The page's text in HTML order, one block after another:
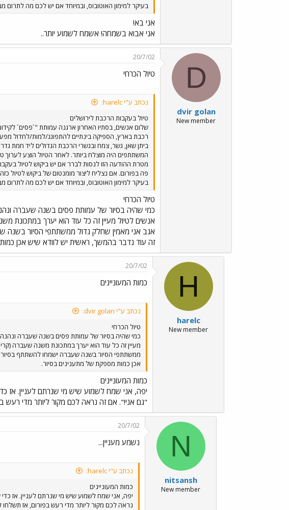
בעיקר למימון האוטובוס, ובמיוחד אם יש לכם מה לתרום
אני בא!
אני אבוא בשמחה! אשמח לשמוע יותר..
D
dvir golan
New member
20/7/02
טיול הכרחי
נכתב ע"י harelc:
טיול בעקבות הרכבת לירושלים
שלום אנשים, בסתיו האחרון ארגנה עמותת "´פסים´
רכבת בארץ, הספיקה בינתיים להתפוגג/למות/לחדול
המשתתפים היה מוצלח ביותר. לאחר הטיול הוצע לערוך
מטרת ההודעה הזו לנסות לברר אם יש ביקוש לטיול
בעיקר למימון האוטובוס, ובמיוחד אם יש לכם מה לתרום
טיול הכרחי
כמי שהיה בסיור של עמותת פסים בשנה שעברה
אנשים לטיול מעיין זה כל עוד הוא יערך במתכונת
אגב אני מאמין שחלק גדול ממשתתפי הסיור בשנה
זה עוד נדבר בהמשך, ראשית יש לוודא שיש אכן
H
harelc
New member
20/7/02
כמות המעוניינים
נכתב ע"י dvir golan:
טיול הכרחי
כמי שהיה בסיור של עמותת פסים בשנה שעברה ונהנה
מעיין זה כל עוד הוא יערך במתכונת משנה שעברה
ממשתתפי הסיור בשנה שעברה ישמחו להשתתף
אכן כמות מספקת של מתענינים בסיור.
כמות המעוניינים
יפה, אני שמח לשמוע שיש מי שנרתם לעניין. אז
"גם אני!". אם זה נראה לכם מקור ליותר מדי רעש
N
nitsansh
New member
20/7/02
נשמע מעניין...
נכתב ע"י harelc:
כמות המעוניינים
יפה, אני שמח לשמוע שיש מי שנרתם לעניין. אז
נראה לכם מקור ליותר מדי רעש בפורום, אז תשלחו